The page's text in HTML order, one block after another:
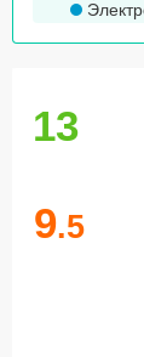
13
9.5